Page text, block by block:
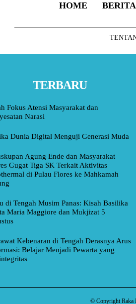
HOME BERITA
TERBARU
Fokus Atensi Masyarakat dan
Narasi
Dunia Digital Menguji Generasi Muda
Agung Ende dan Masyarakat
Gugat Tiga SK Terkait Aktivitas
di Pulau Flores ke Mahkamah
di Tengah Musim Panas: Kisah Basilika
Maria Maggiore dan Mukjizat 5
Kebenaran di Tengah Derasnya Arus
Belajar Menjadi Pewarta yang
© Copyright